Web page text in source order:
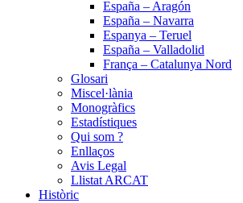
España – Aragón
España – Navarra
Espanya – Teruel
España – Valladolid
França – Catalunya Nord
Glosari
Miscel·lània
Monogràfics
Estadístiques
Qui som ?
Enllaços
Avis Legal
Llistat ARCAT
Històric